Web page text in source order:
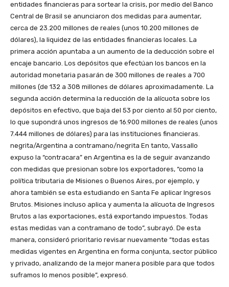
entidades financieras para sortear la crisis, por medio del Banco
Central de Brasil se anunciaron dos medidas para aumentar,
cerca de 23.200 millones de reales (unos 10.200 millones de
dólares), la liquidez de las entidades financieras locales. La
primera acción apuntaba a un aumento de la deducción sobre el
encaje bancario. Los depósitos que efectúan los bancos en la
autoridad monetaria pasarán de 300 millones de reales a 700
millones (de 132 a 308 millones de dólares aproximadamente. La
segunda acción determina la reducción de la alícuota sobre los
depósitos en efectivo, que baja del 53 por ciento al 50 por ciento,
lo que supondrá unos ingresos de 16.900 millones de reales (unos
7.444 millones de dólares) para las instituciones financieras.
negrita/Argentina a contramano/negrita En tanto, Vassallo
expuso la “contracara” en Argentina es la de seguir avanzando
con medidas que presionan sobre los exportadores, “como la
política tributaria de Misiones o Buenos Aires, por ejemplo, y
ahora también se esta estudiando en Santa Fe aplicar Ingresos
Brutos. Misiones incluso aplica y aumenta la alícuota de Ingresos
Brutos a las exportaciones, está exportando impuestos. Todas
estas medidas van a contramano de todo”, subrayó. De esta
manera, consideró prioritario revisar nuevamente “todas estas
medidas vigentes en Argentina en forma conjunta, sector público
y privado, analizando de la mejor manera posible para que todos
suframos lo menos posible”, expresó.